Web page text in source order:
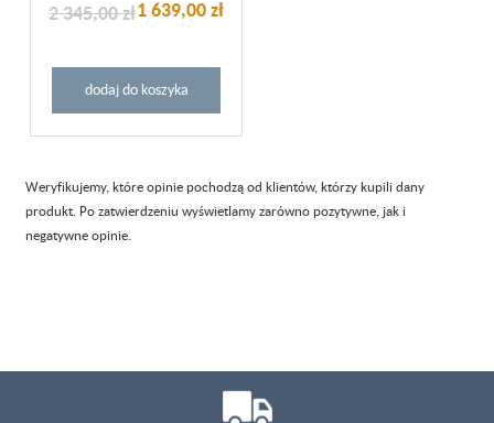
1 639,00 zł
2 345,00 zł
dodaj do koszyka
Weryfikujemy, które opinie pochodzą od klientów, którzy kupili dany
produkt. Po zatwierdzeniu wyświetlamy zarówno pozytywne, jak i
negatywne opinie.